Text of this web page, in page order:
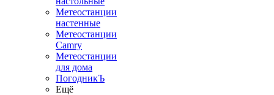
Метеостанции
настенные
Метеостанции
Camry
Метеостанции
для дома
ПогодникЪ
Ещё